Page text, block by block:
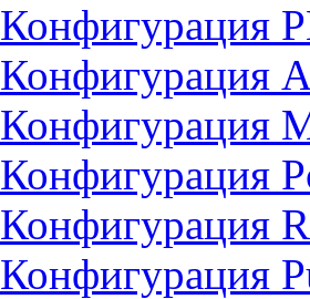
Конфигурация
Конфигурация
Конфигурация
Конфигурация
Конфигурация
Конфигурация